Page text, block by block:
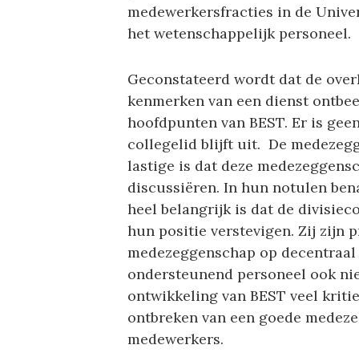
medewerkersfracties in de
het wetenschappelijk personeel.
Geconstateerd wordt dat de
kenmerken van een dienst
hoofdpunten van BEST. Er is
collegelid blijft uit. De
lastige is dat deze
discussiëren. In hun notulen
heel belangrijk is dat de
hun positie verstevigen. Zij zijn
medezeggenschap op
ondersteunend personeel ook
ontwikkeling van BEST veel
ontbreken van een goede
medewerkers.